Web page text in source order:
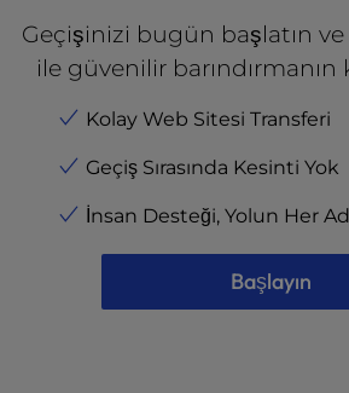
Geçişinizi bugün başlatın
ile güvenilir barındırmanın
Kolay Web Sitesi Transferi
Geçiş Sırasında Kesinti Yok
İnsan Desteği, Yolun Her
Başlayın